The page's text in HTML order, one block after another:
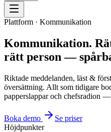
Plattform · Kommunikation
Kommunikation.
rätt person —
Riktade meddelanden, läst &
översättning. Allt som tidigare
papperslappar och chefsradion
Boka demo
Se priser
Höjdpunkter